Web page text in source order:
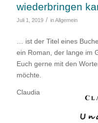
wiederbringen
Juli 1, 2019 / inAllgemein
… ist der Titel eines
ein Roman, der lange im
Euch gerne mit den
möchte.
Claudia